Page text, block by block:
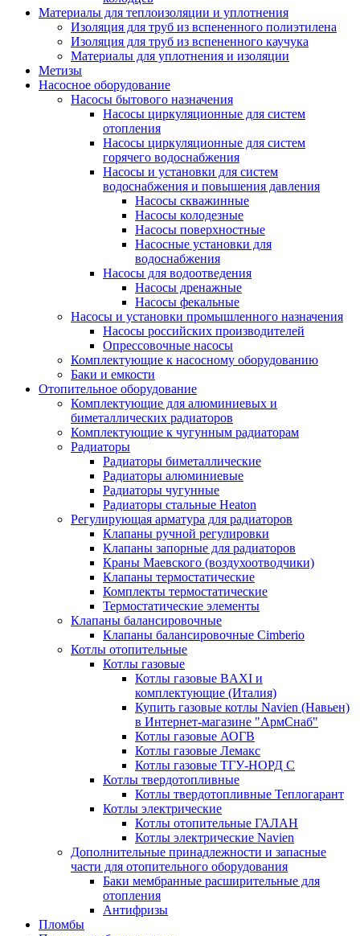
Материалы для теплоизоляции и уплотнения
Изоляция для труб из вспененного полиэтилена
Изоляция для труб из вспененного каучука
Материалы для уплотнения и изоляции
Метизы
Насосное оборудование
Насосы бытового назначения
Насосы циркуляционные для систем
отопления
Насосы циркуляционные для систем
горячего водоснабжения
Насосы и установки для систем
водоснабжения и повышения давления
Насосы скважинные
Насосы колодезные
Насосы поверхностные
Насосные установки для
водоснабжения
Насосы для водоотведения
Насосы дренажные
Насосы фекальные
Насосы и установки промышленного назначения
Насосы российских производителей
Опрессовочные насосы
Комплектующие к насосному оборудованию
Баки и емкости
Отопительное оборудование
Комплектующие для алюминиевых и
биметаллических радиаторов
Комплектующие к чугунным радиаторам
Радиаторы
Радиаторы биметаллические
Радиаторы алюминиевые
Радиаторы чугунные
Радиаторы стальные Heaton
Регулирующая арматура для радиаторов
Клапаны ручной регулировки
Клапаны запорные для радиаторов
Краны Маевского (воздухоотводчики)
Клапаны термостатические
Комплекты термостатические
Термостатические элементы
Клапаны балансировочные
Клапаны балансировочные Cimberio
Котлы отопительные
Котлы газовые
Котлы газовые BAXI и
комплектующие (Италия)
Купить газовые котлы Navien (Навьен)
в Интернет-магазине "АрмСнаб"
Котлы газовые АОГВ
Котлы газовые Лемакс
Котлы газовые ТГУ-НОРД С
Котлы твердотопливные
Котлы твердотопливные Теплогарант
Котлы электрические
Котлы отопительные ГАЛАН
Котлы электрические Navien
Дополнительные принадлежности и запасные
части для отопительного оборудования
Баки мембранные расширительные для
отопления
Антифризы
Пломбы